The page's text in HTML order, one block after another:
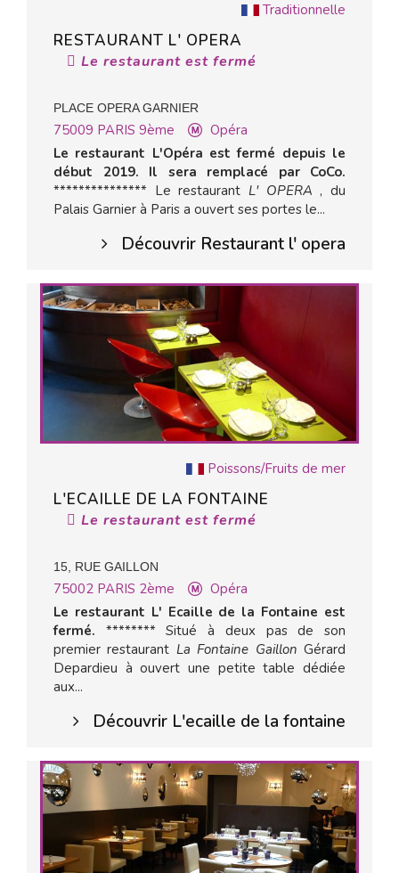
Traditionnelle
RESTAURANT L' OPERA
Le restaurant est fermé
PLACE OPERA GARNIER
75009 PARIS 9ème
Opéra
Le restaurant L'Opéra est fermé depuis le
début 2019. Il sera remplacé par CoCo.
*************** Le restaurant L' OPERA , du
Palais Garnier à Paris a ouvert ses portes le...
Découvrir Restaurant l' opera
Poissons/Fruits de mer
L'ECAILLE DE LA FONTAINE
Le restaurant est fermé
15, RUE GAILLON
75002 PARIS 2ème
Opéra
Le restaurant L' Ecaille de la Fontaine est
fermé. ******** Situé à deux pas de son
premier restaurant La Fontaine Gaillon Gérard
Depardieu à ouvert une petite table dédiée
aux...
Découvrir L'ecaille de la fontaine